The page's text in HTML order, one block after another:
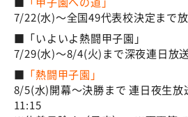
7/22(水)〜全国49代表校決定まで
■「いよいよ熱闘甲子園」
7/29(水)～8/4(火)まで深夜連日放
■ 「熱闘甲子園」
8/5(水)開幕〜決勝まで 連日夜生
11:15